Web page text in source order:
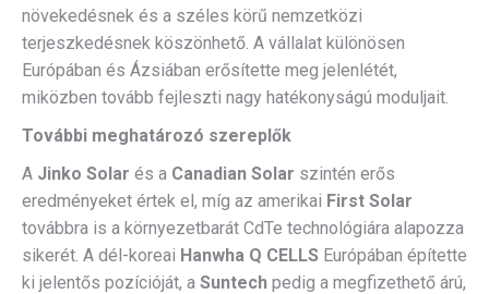
növekedésnek és a széles körű nemzetközi
terjeszkedésnek köszönhető. A vállalat különösen
Európában és Ázsiában erősítette meg jelenlétét,
miközben tovább fejleszti nagy hatékonyságú moduljait.
További meghatározó szereplők
A Jinko Solar és a Canadian Solar szintén erős
eredményeket értek el, míg az amerikai First Solar
továbbra is a környezetbarát CdTe technológiára alapozza
sikerét. A dél-koreai Hanwha Q CELLS Európában építette
ki jelentős pozícióját, a Suntech pedig a megfizethető árú,